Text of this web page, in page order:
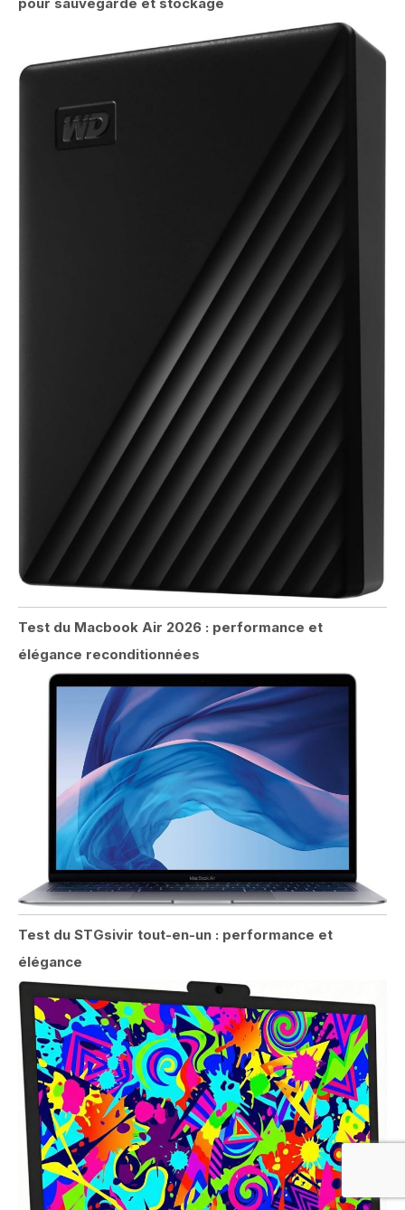
pour sauvegarde et stockage
Test du Macbook Air 2026 : performance et
élégance reconditionnées
Test du STGsivir tout-en-un : performance et
élégance